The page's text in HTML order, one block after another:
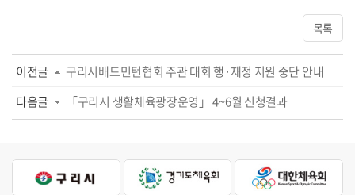
목록
이전글
구리시배드민턴협회 주관 대회 행·재정 지원 중단 안내
다음글
「구리시 생활체육광장운영」 4~6월 신청결과